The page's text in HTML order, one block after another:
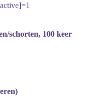
schorten, 100 keer